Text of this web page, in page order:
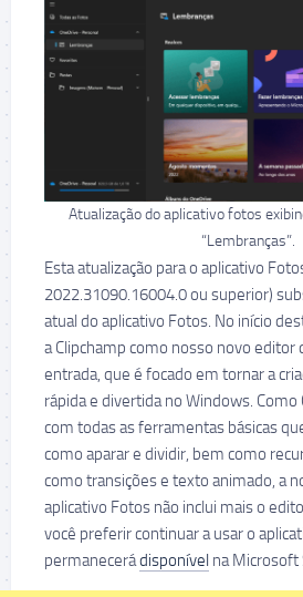
Atualização do aplicativo fotos
“Lembranças”.
Esta atualização para o aplicativo
2022.31090.16004.0 ou superior)
atual do aplicativo Fotos. No início
a Clipchamp como nosso novo editor
entrada, que é focado em tornar a
rápida e divertida no Windows. Como
com todas as ferramentas básicas
como aparar e dividir, bem como
como transições e texto animado, a
aplicativo Fotos não inclui mais o
você preferir continuar a usar o
permanecerádisponível na Microsoft